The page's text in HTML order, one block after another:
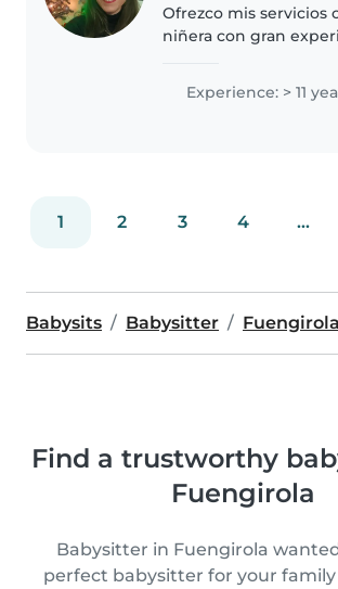
Ofrezco mis servicios
niñera con gran
desde bebés hasta
Me encanta organizar
actividades creativas,
Experience: > 11
1 2 3 4 ...
Babysits Babysitter Fuengirola
Find a trustworthy
Fuengirola
Babysitter in Fuengirola
perfect babysitter for your